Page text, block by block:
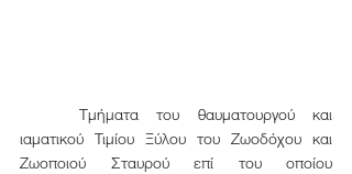
ιαματικού Τιμίου Ξύλου του Ζωοδόχου και
Ζωοποιού Σταυρού επί του οποίου